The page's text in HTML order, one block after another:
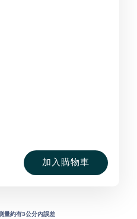
加入購物車
量約有3公分內誤差